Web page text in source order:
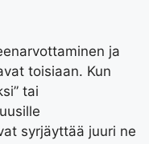
ja
toisiaan. Kun
tai
syrjäyttää juuri ne